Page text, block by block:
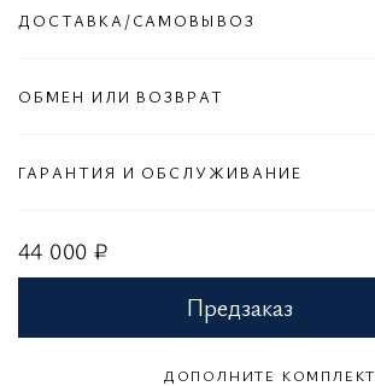
44 000 ₽
Предзаказ
ДОСТАВКА/САМОВЫВОЗ
ОБМЕН ИЛИ ВОЗВРАТ
ГАРАНТИЯ И ОБСЛУЖИВАНИЕ
ДОПОЛНИТЕ КОМПЛЕКТ